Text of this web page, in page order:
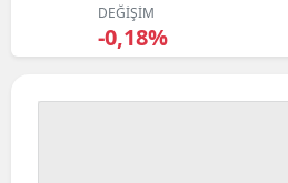
DEĞİŞİM
-0,18%